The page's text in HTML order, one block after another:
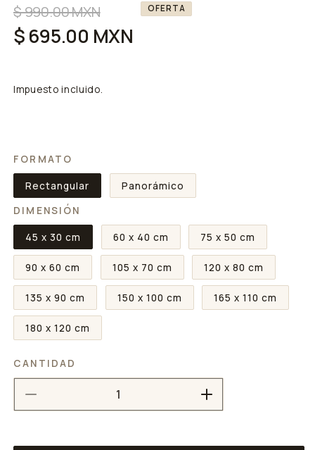
Precio
habitual
$ 990.00 MXN
Precio
de
oferta
$ 695.00 MXN
OFERTA
Impuesto incluido.
FORMATO
Rectangular
Panorámico
DIMENSIÓN
45 x 30 cm
60 x 40 cm 75 x 50 cm
90 x 60 cm 105 x 70 cm 120 x 80 cm
135 x 90 cm 150 x 100 cm 165 x 110 cm
180 x 120 cm
CANTIDAD
Aumentar